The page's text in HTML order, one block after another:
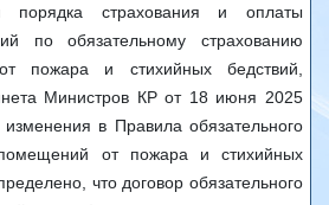
порядка страхования и оплаты
по обязательному страхованию
пожара и стихийных бедствий,
Министров КР от 18 июня 2025
в Правила обязательного
от пожара и стихийных
что договор обязательного